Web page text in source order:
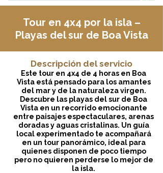
Tour en 4x4 por la isla –
Playas del sur de Boa Vista
Descripción del servicio
Este tour en 4x4 de 4 horas en Boa
Vista está pensado para los amantes
del mar y de la naturaleza virgen.
Descubre las playas del sur de Boa
Vista en un recorrido emocionante
entre paisajes espectaculares, arenas
doradas y aguas cristalinas. Un guía
local experimentado te acompañará
en un tour panorámico, ideal para
quienes disponen de poco tiempo
pero no quieren perderse lo mejor de
la isla.